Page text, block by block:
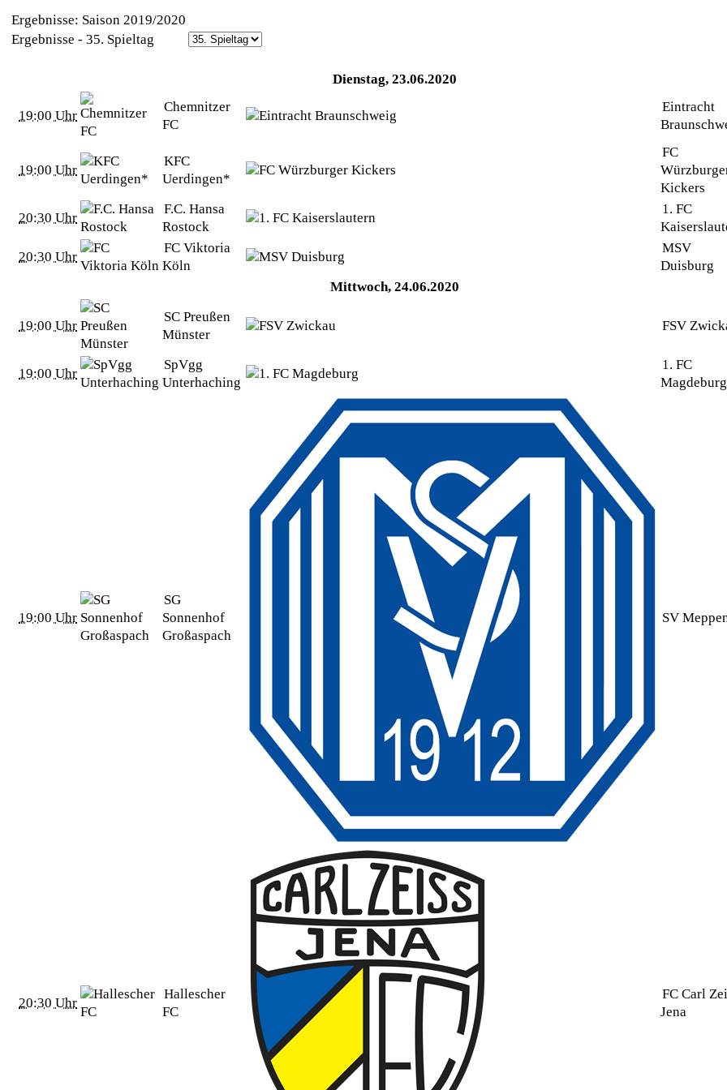
Ergebnisse: Saison 2019/2020
Ergebnisse - 35. Spieltag
Dienstag, 23.06.2020
19:00 Uhr
Chemnitzer
FC
Eintracht
19:00 Uhr
KFC
Uerdingen*
FC
Kickers
20:30 Uhr
F.C. Hansa
Rostock
1. FC
20:30 Uhr
FC Viktoria
Köln
MSV
Duisburg
Mittwoch, 24.06.2020
19:00 Uhr
SC Preußen
Münster
FSV
19:00 Uhr
SpVgg
Unterhaching
1. FC
Magdeburg
19:00 Uhr
SG
Sonnenhof
Großaspach
SV
20:30 Uhr
Hallescher
FC
FC Carl
Jena